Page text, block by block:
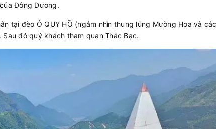
Đông Dương.
tại đèo Ô QUY HỒ (ngắm nhìn thung lũng Mường Hoa và các
đó quý khách tham quan Thác Bạc.